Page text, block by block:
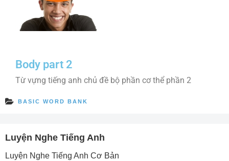
Body part 2
Từ vựng tiếng anh chủ đề bộ phần cơ thể phần 2
BASIC WORD BANK
Luyện Nghe Tiếng Anh
Luyện Nghe Tiếng Anh Cơ Bản